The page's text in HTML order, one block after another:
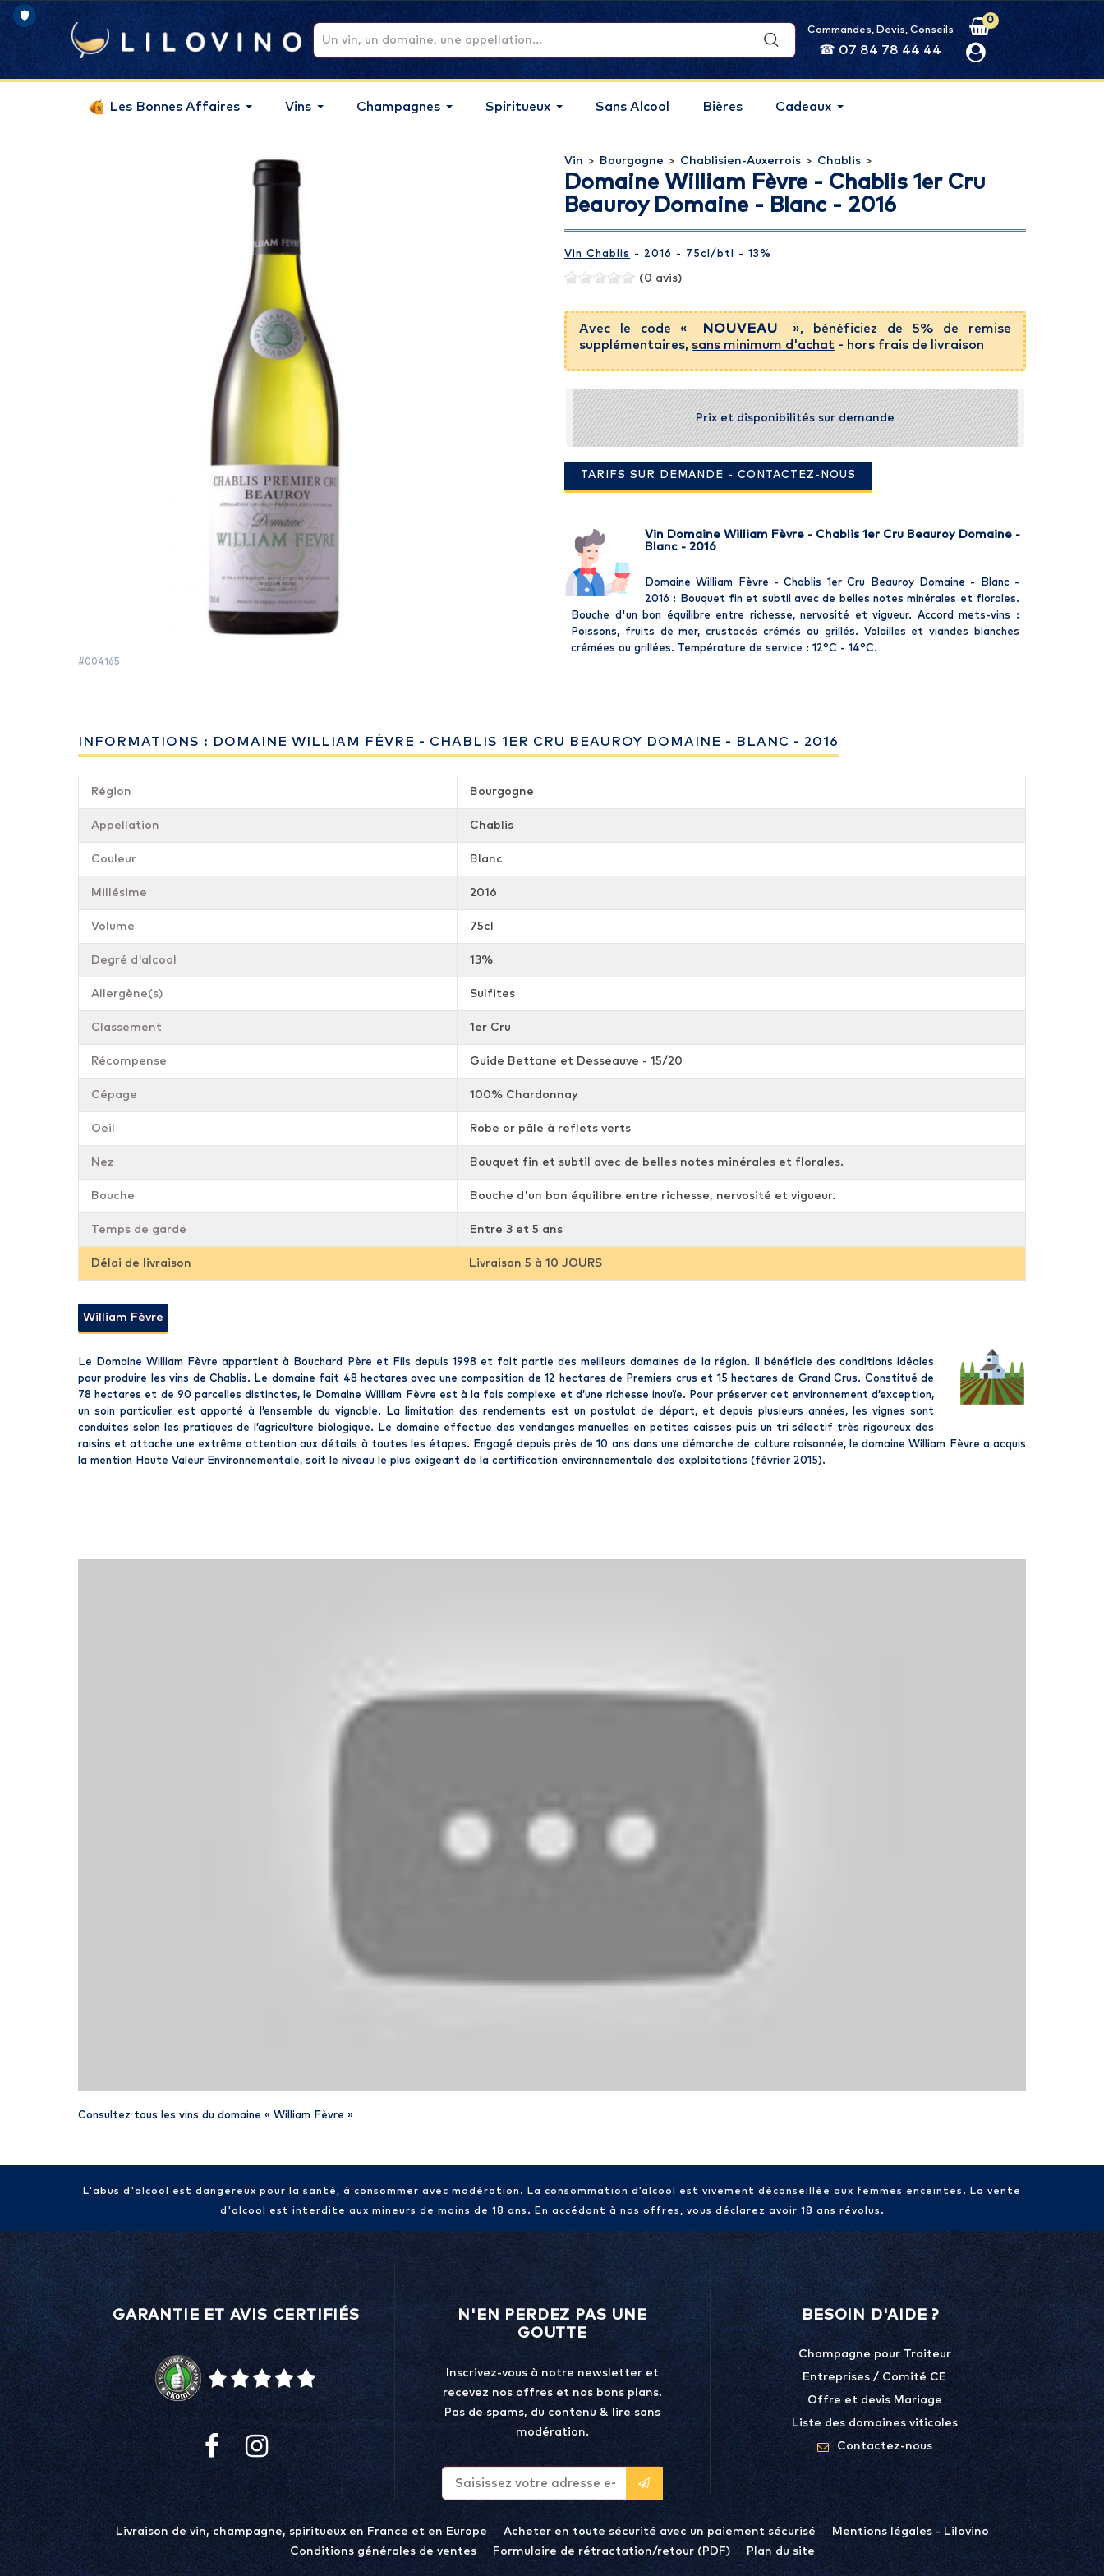
Commandes, Devis, Conseils
☎ 07 84 78 44 44
0
Les Bonnes Affaires Vins Champagnes Spiritueux Sans Alcool Bières Cadeaux
#004165
Vin > Bourgogne > Chablisien-Auxerrois > Chablis >
Domaine William Fèvre - Chablis 1er Cru
Beauroy Domaine - Blanc - 2016
Vin Chablis - 2016 - 75cl /btl - 13%
(0 avis)
Avec le code « NOUVEAU
», bénéficiez de 5% de remise
supplémentaires, sans minimum d'achat - hors frais de livraison
Prix et disponibilités sur demande
TARIFS SUR DEMANDE - CONTACTEZ-NOUS
Vin Domaine William Fèvre - Chablis 1er Cru Beauroy Domaine -
Blanc - 2016
Domaine William Fèvre - Chablis 1er Cru Beauroy Domaine - Blanc -
2016 : Bouquet fin et subtil avec de belles notes minérales et florales.
Bouche d'un bon équilibre entre richesse, nervosité et vigueur. Accord mets-vins :
Poissons, fruits de mer, crustacés crémés ou grillés. Volailles et viandes blanches
crémées ou grillées. Température de service : 12°C - 14°C.
INFORMATIONS : DOMAINE WILLIAM FÈVRE - CHABLIS 1ER CRU BEAUROY DOMAINE - BLANC - 2016
Région Bourgogne
Appellation Chablis
Couleur Blanc
Millésime 2016
Volume 75cl
Degré d'alcool 13%
Allergène(s) Sulfites
Classement 1er Cru
Récompense Guide Bettane et Desseauve - 15/20
Cépage 100% Chardonnay
Oeil Robe or pâle à reflets verts
Nez Bouquet fin et subtil avec de belles notes minérales et florales.
Bouche Bouche d'un bon équilibre entre richesse, nervosité et vigueur.
Temps de garde Entre 3 et 5 ans
Délai de livraison Livraison 5 à 10 JOURS
William Fèvre
Le Domaine William Fèvre appartient à Bouchard Père et Fils depuis 1998 et fait partie des meilleurs domaines de la région. Il bénéficie des conditions idéales
pour produire les vins de Chablis. Le domaine fait 48 hectares avec une composition de 12 hectares de Premiers crus et 15 hectares de Grand Crus. Constitué de
78 hectares et de 90 parcelles distinctes, le Domaine William Fèvre est à la fois complexe et d’une richesse inouïe. Pour préserver cet environnement d’exception,
un soin particulier est apporté à l’ensemble du vignoble. La limitation des rendements est un postulat de départ, et depuis plusieurs années, les vignes sont
conduites selon les pratiques de l’agriculture biologique. Le domaine effectue des vendanges manuelles en petites caisses puis un tri sélectif très rigoureux des
raisins et attache une extrême attention aux détails à toutes les étapes. Engagé depuis près de 10 ans dans une démarche de culture raisonnée, le domaine William Fèvre a acquis
la mention Haute Valeur Environnementale, soit le niveau le plus exigeant de la certification environnementale des exploitations (février 2015).
Consultez tous les vins du domaine « William Fèvre »
L'abus d'alcool est dangereux pour la santé, à consommer avec modération. La consommation d’alcool est vivement déconseillée aux femmes enceintes. La vente
d'alcool est interdite aux mineurs de moins de 18 ans. En accédant à nos offres, vous déclarez avoir 18 ans révolus.
GARANTIE ET AVIS CERTIFIÉS
N'EN PERDEZ PAS UNE
GOUTTE
Inscrivez-vous à notre newsletter et
recevez nos offres et nos bons plans.
Pas de spams, du contenu & lire sans
modération.
BESOIN D'AIDE ?
Champagne pour Traiteur
Entreprises / Comité CE
Offre et devis Mariage
Liste des domaines viticoles
Contactez-nous
Livraison de vin, champagne, spiritueux en France et en Europe Acheter en toute sécurité avec un paiement sécurisé
Mentions légales - Lilovino
Conditions générales de ventes
Formulaire de rétractation/retour (PDF) Plan du site